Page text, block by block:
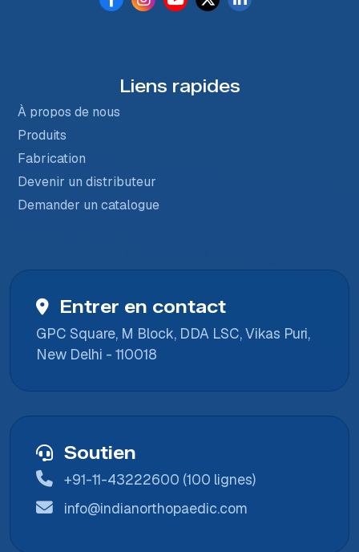
Liens rapides
À propos de nous
Produits
Fabrication
Devenir un distributeur
Demander un catalogue
Entrer en contact
GPC Square, M Block, DDA LSC, Vikas Puri,
New Delhi - 110018
Soutien
+91-11-43222600 (100 lignes)
info@indianorthopaedic.com